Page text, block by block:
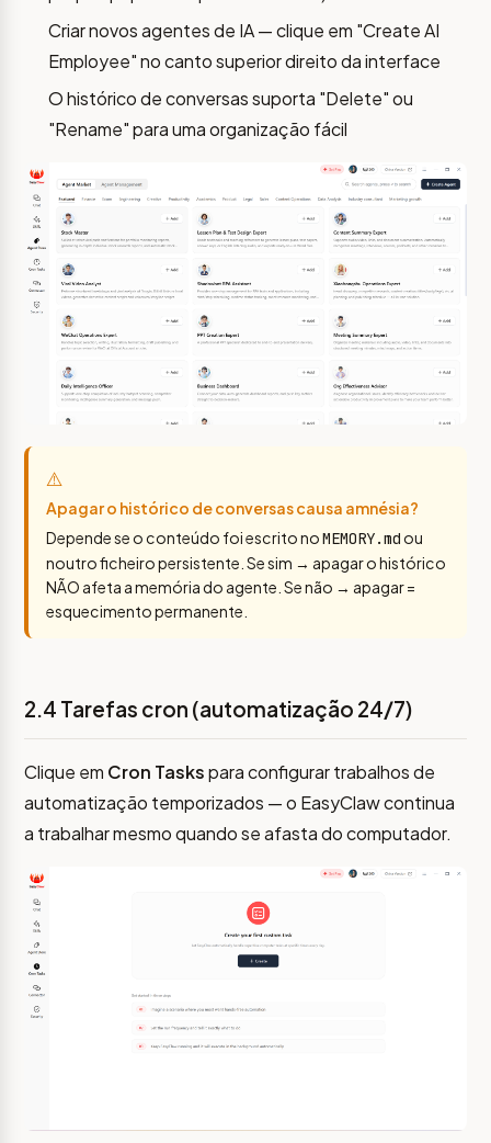
Criar novos agentes de IA — clique em "Create AI
Employee" no canto superior direito da interface
O histórico de conversas suporta "Delete" ou
"Rename" para uma organização fácil
⚠️
Apagar o histórico de conversas causa amnésia?
Depende se o conteúdo foi escrito noMEMORY.md ou
noutro ficheiro persistente. Se sim → apagar o histórico
NÃO afeta a memória do agente. Se não → apagar =
esquecimento permanente.
2.4 Tarefas cron (automatização 24/7)
Clique em Cron Taskspara configurar trabalhos de
automatização temporizados — o EasyClaw continua
a trabalhar mesmo quando se afasta do computador.